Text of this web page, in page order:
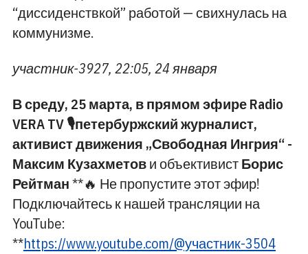
“диссиденствкой” работой — свихнулась на
коммунизме.
участник-3927, 22:05, 24 января
В среду, 25 марта, в прямом эфиреRadio
VERA TV🎙️петербуржский журналист,
активист движения „Свободная Ингрия“ -
Максим Кузахметови объективистБорис
Рейтман**🔥 Не пропустите этот эфир!
Подключайтесь к нашей трансляции на
YouTube:
**https://www.youtube.com/@участник-3504